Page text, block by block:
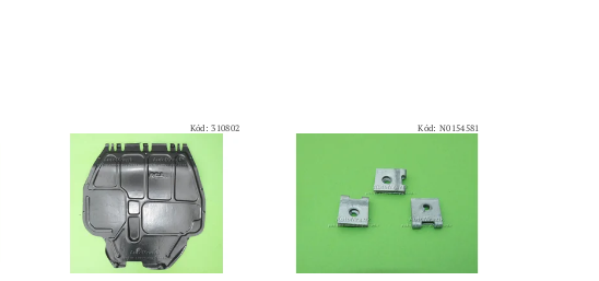
Kód:310802 Kód:N0154581